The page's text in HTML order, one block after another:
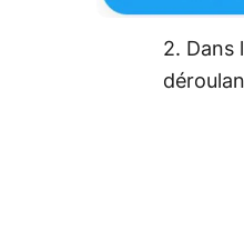
2. Dans